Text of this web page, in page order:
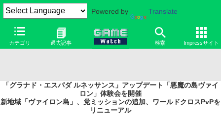
Powered by Translate
カテゴリ 過去記事 検索 Impressサイト
「グラナド・エスパダ ルネッサンス」アップデート「悪魔の島ヴァイ
ロン」体験会を開催
新地域「ヴァイロン島」、党ミッションの追加、ワールドクロスPvPを
リニューアル